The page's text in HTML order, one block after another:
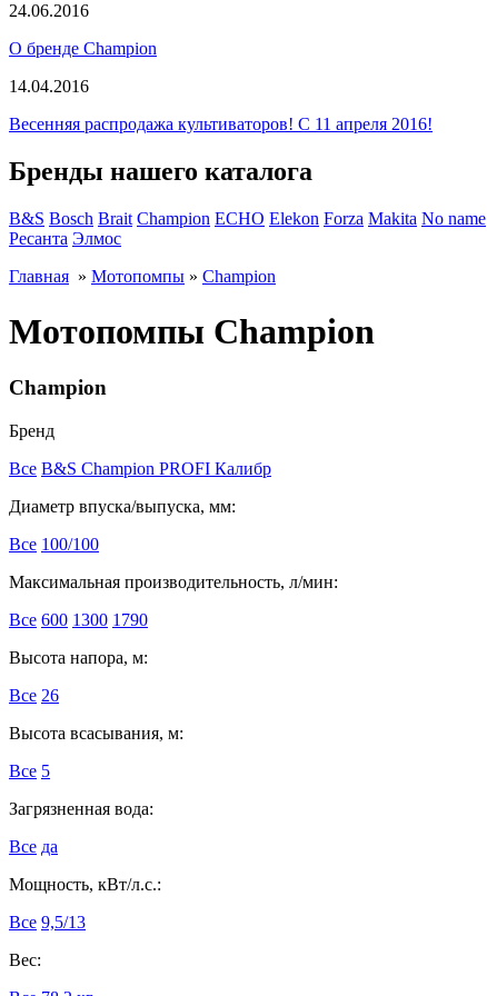
24.06.2016
О бренде Champion
14.04.2016
Весенняя распродажа культиваторов! С 11 апреля 2016!
Бренды нашего каталога
B&S Bosch Brait Champion ECHO Elekon Forza Makita No name
Ресанта Элмос
Главная » Мотопомпы » Champion
Мотопомпы Champion
Champion
Бренд
Все B&S Champion PROFI Калибр
Диаметр впуска/выпуска, мм:
Все 100/100
Максимальная производительность, л/мин:
Все 600 1300 1790
Высота напора, м:
Все 26
Высота всасывания, м:
Все 5
Загрязненная вода:
Все да
Мощность, кВт/л.с.:
Все 9,5/13
Вес: